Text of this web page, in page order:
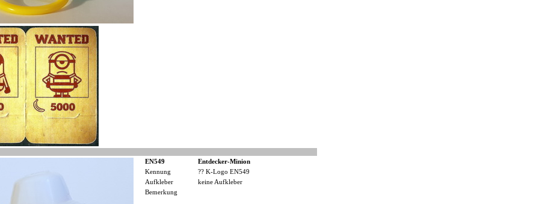
EN549
Entdecker-Minion
Kennung
?? K-Logo EN549
Aufkleber
keine Aufkleber
Bemerkung